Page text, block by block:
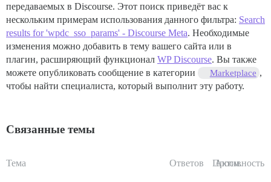
передаваемых в Discourse. Этот поиск приведёт вас к
нескольким примерам использования данного фильтра: Search
results for 'wpdc_sso_params' - Discourse Meta. Необходимые
изменения можно добавить в тему вашего сайта или в
плагин, расширяющий функционал WP Discourse. Вы также
можете опубликовать сообщение в категории
Marketplace ,
чтобы найти специалиста, который выполнит эту работу.
Связанные темы
Тема Ответов Просм.
Активность